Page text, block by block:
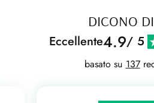
DICONO
Eccellente4.9/ 5
basato su 137